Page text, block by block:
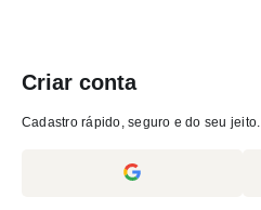
Criar conta
Cadastro rápido, seguro e do seu jeito.